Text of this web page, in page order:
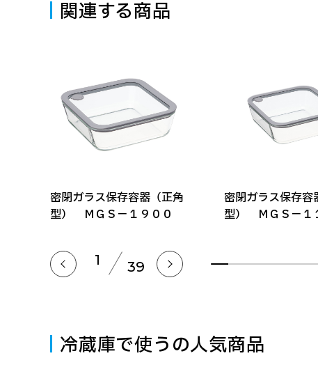
関連する商品
密閉ガラス保存容器（正角
型） ＭＧＳ－１９００
密閉ガラス保存容
型） ＭＧＳ－１
1 39
冷蔵庫で使うの人気商品